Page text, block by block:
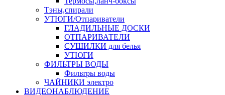
Тэны,спирали
УТЮГИ/Отпариватели
ГЛАДИЛЬНЫЕ ДОСКИ
ОТПАРИВАТЕЛИ
СУШИЛКИ для белья
УТЮГИ
ФИЛЬТРЫ ВОДЫ
Фильтры воды
ЧАЙНИКИ электро
ВИДЕОНАБЛЮДЕНИЕ